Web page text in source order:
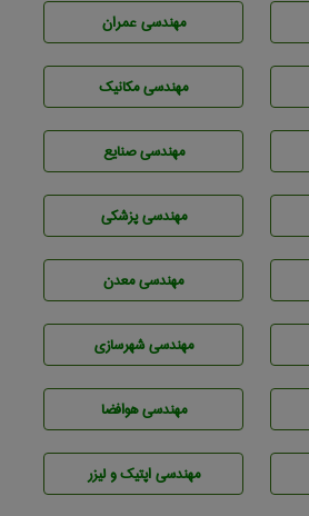
مهندسی عمران
مهندسی مکانیک
مهندسی صنايع
مهندسی پزشکی
مهندسی معدن
مهندسی شهرسازی
مهندسی هوافضا
مهندسی اپتیک و لیزر